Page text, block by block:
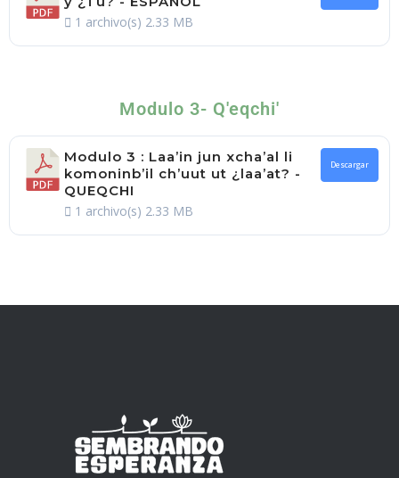
1 archivo(s) 2.33 MB
Modulo 3- Q'eqchi'
Modulo 3 : Laa’in jun xcha’al li
komoninb’il ch’uut ut ¿laa’at? -
QUEQCHI
1 archivo(s) 2.33 MB
Descargar